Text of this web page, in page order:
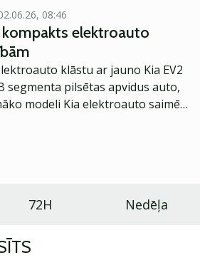
tuvākajā laikā paaugstinās
bāzes punktiem, ziņo Reuters.
08:46
kompakts elektroauto
klāstu ar jauno Kia EV2
segmenta pilsētas apvidus auto,
modeli Kia elektroauto saimē
72H Nedēļa